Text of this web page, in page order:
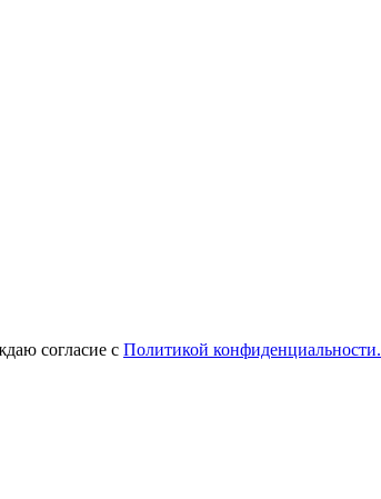
согласие с Политикой конфиденциальности.